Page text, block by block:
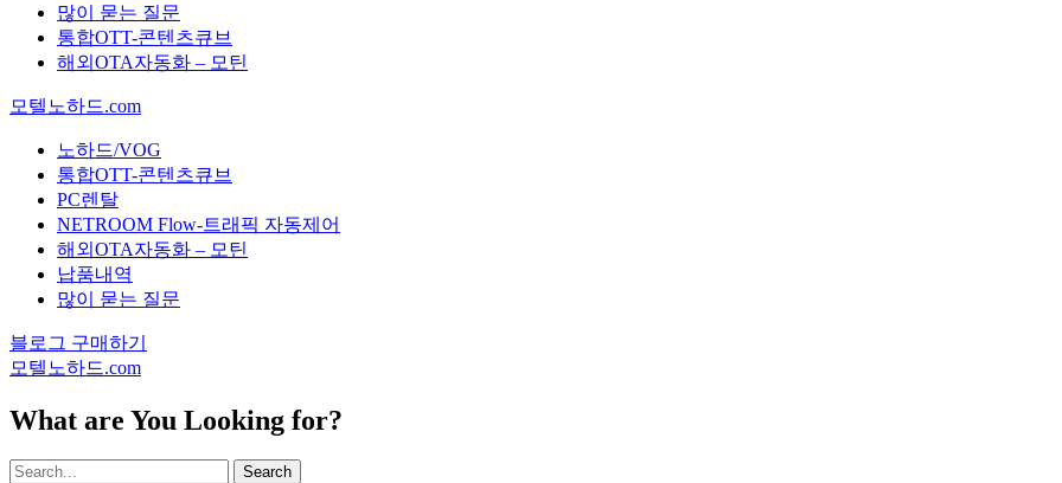
많이 묻는 질문
통합OTT-콘텐츠큐브
해외OTA자동화 – 모틴
모텔노하드.com
노하드/VOG
통합OTT-콘텐츠큐브
PC렌탈
NETROOM Flow-트래픽 자동제어
해외OTA자동화 – 모틴
납품내역
많이 묻는 질문
블로그 구매하기
모텔노하드.com
What are You Looking for?
Search